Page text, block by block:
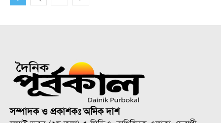
সম্পাদক ও প্রকাশকঃ অনিক দাশ